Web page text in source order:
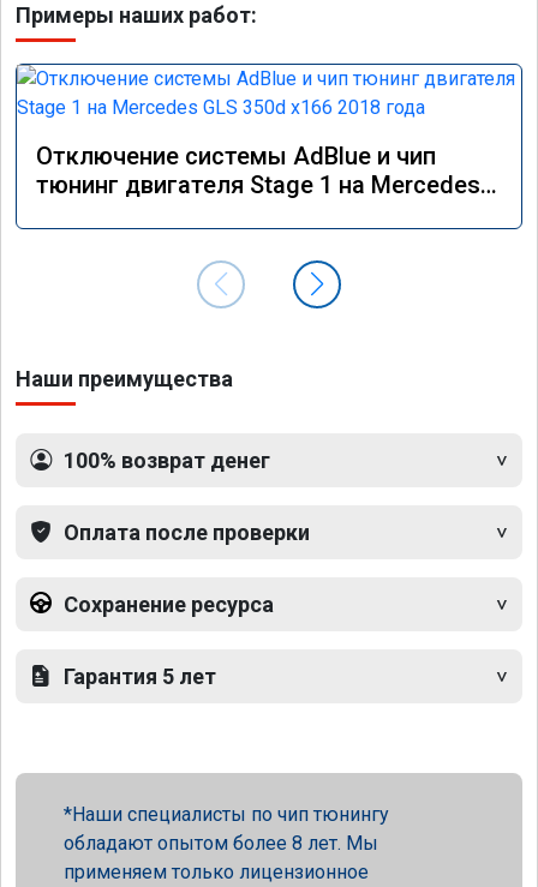
Примеры наших работ:
Отключение системы AdBlue и чип
тюнинг двигателя Stage 1 на Mercedes
Наши преимущества
100% возврат денег
Оплата после проверки
Сохранение ресурса
Гарантия 5 лет
Наши специалисты по чип тюнингу
обладают опытом более 8 лет. Мы
применяем только лицензионное